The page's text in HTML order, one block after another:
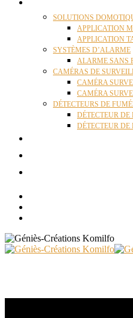
SOLUTIONS
APPLICATION
APPLICATION
SYSTÈMES D’ALARME
ALARME SANS
CAMÉRAS DE
CAMÉRA
CAMÉRA
DÉTECTEURS DE
DÉTECTEUR
DÉTECTEUR